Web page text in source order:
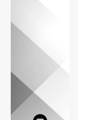
Lifestyle
Beauty
Zdravlje